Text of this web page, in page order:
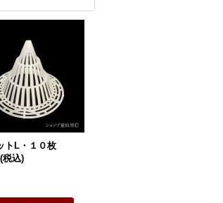
トL・１０枚
(税込)